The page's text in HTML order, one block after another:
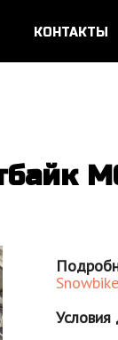
КОНТАКТЫ
Условия